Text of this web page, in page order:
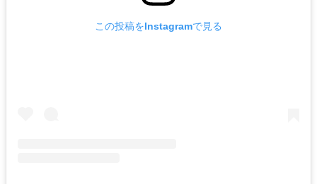
この投稿をInstagramで見る